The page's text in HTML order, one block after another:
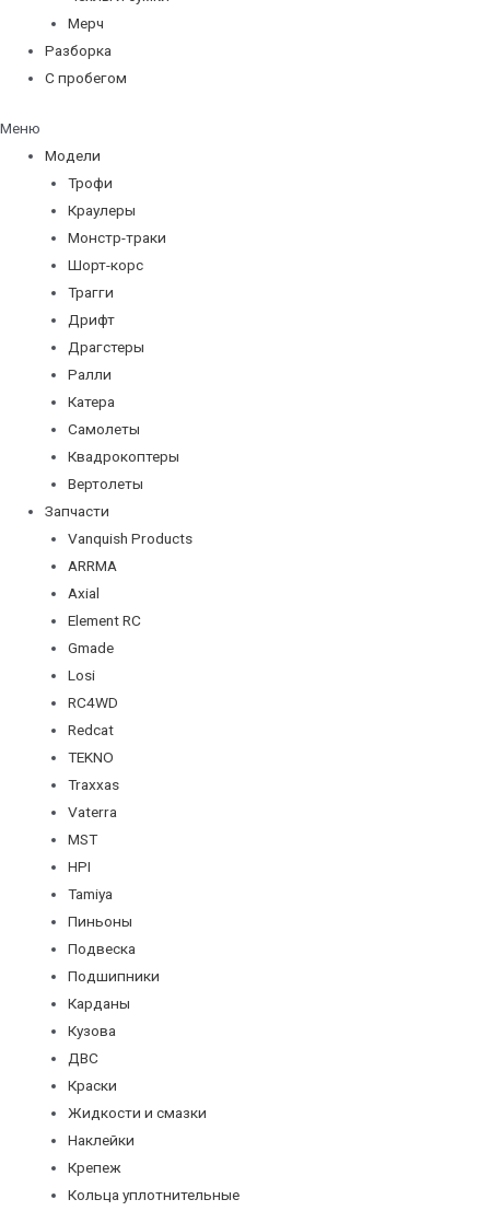
Мерч
Разборка
С пробегом
Меню
Модели
Трофи
Краулеры
Монстр-траки
Шорт-корс
Трагги
Дрифт
Драгстеры
Ралли
Катера
Самолеты
Квадрокоптеры
Вертолеты
Запчасти
Vanquish Products
ARRMA
Axial
Element RC
Gmade
Losi
RC4WD
Redcat
TEKNO
Traxxas
Vaterra
MST
HPI
Tamiya
Пиньоны
Подвеска
Подшипники
Карданы
Кузова
ДВС
Краски
Жидкости и смазки
Наклейки
Крепеж
Кольца уплотнительные